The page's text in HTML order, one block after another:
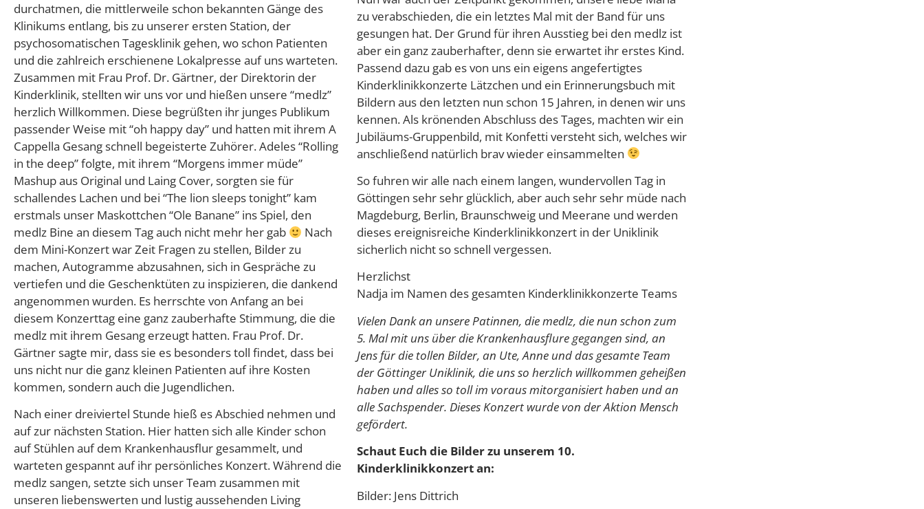
durchatmen, die mittlerweile schon bekannten Gänge des
Klinikums entlang, bis zu unserer ersten Station, der
psychosomatischen Tagesklinik gehen, wo schon Patienten
und die zahlreich erschienene Lokalpresse auf uns warteten.
Zusammen mit Frau Prof. Dr. Gärtner, der Direktorin der
Kinderklinik, stellten wir uns vor und hießen unsere “medlz”
herzlich Willkommen. Diese begrüßten ihr junges Publikum
passender Weise mit “oh happy day” und hatten mit ihrem A
Cappella Gesang schnell begeisterte Zuhörer. Adeles “Rolling
in the deep” folgte, mit ihrem “Morgens immer müde”
Mashup aus Original und Laing Cover, sorgten sie für
schallendes Lachen und bei “The lion sleeps tonight” kam
erstmals unser Maskottchen “Ole Banane” ins Spiel, den
medlz Bine an diesem Tag auch nicht mehr her gab
Nach
dem Mini-Konzert war Zeit Fragen zu stellen, Bilder zu
machen, Autogramme abzusahnen, sich in Gespräche zu
vertiefen und die Geschenktüten zu inspizieren, die dankend
angenommen wurden. Es herrschte von Anfang an bei
diesem Konzerttag eine ganz zauberhafte Stimmung, die die
medlz mit ihrem Gesang erzeugt hatten. Frau Prof. Dr.
Gärtner sagte mir, dass sie es besonders toll findet, dass bei
uns nicht nur die ganz kleinen Patienten auf ihre Kosten
kommen, sondern auch die Jugendlichen.
Nach einer dreiviertel Stunde hieß es Abschied nehmen und
auf zur nächsten Station. Hier hatten sich alle Kinder schon
auf Stühlen auf dem Krankenhausflur gesammelt, und
warteten gespannt auf ihr persönliches Konzert. Während die
medlz sangen, setzte sich unser Team zusammen mit
unseren liebenswerten und lustig aussehenden Living
zu verabschieden, die ein letztes Mal mit der Band für uns
gesungen hat. Der Grund für ihren Ausstieg bei den medlz ist
aber ein ganz zauberhafter, denn sie erwartet ihr erstes Kind.
Passend dazu gab es von uns ein eigens angefertigtes
Kinderklinikkonzerte Lätzchen und ein Erinnerungsbuch mit
Bildern aus den letzten nun schon 15 Jahren, in denen wir uns
kennen. Als krönenden Abschluss des Tages, machten wir ein
Jubiläums-Gruppenbild, mit Konfetti versteht sich, welches wir
anschließend natürlich brav wieder einsammelten
So fuhren wir alle nach einem langen, wundervollen Tag in
Göttingen sehr sehr glücklich, aber auch sehr sehr müde nach
Magdeburg, Berlin, Braunschweig und Meerane und werden
dieses ereignisreiche Kinderklinikkonzert in der Uniklinik
sicherlich nicht so schnell vergessen.
Herzlichst
Nadja im Namen des gesamten Kinderklinikkonzerte Teams
Vielen Dank an unsere Patinnen, die medlz, die nun schon zum
5. Mal mit uns über die Krankenhausflure gegangen sind, an
Jens für die tollen Bilder, an Ute, Anne und das gesamte Team
der Göttinger Uniklinik, die uns so herzlich willkommen geheißen
haben und alles so toll im voraus mitorganisiert haben und an
alle Sachspender. Dieses Konzert wurde von der Aktion Mensch
gefördert.
Schaut Euch die Bilder zu unserem 10.
Kinderklinikkonzert an:
Bilder: Jens Dittrich